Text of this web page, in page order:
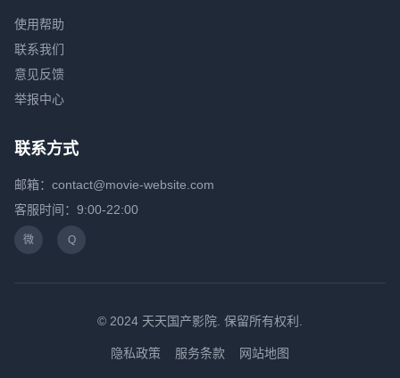
使用帮助
联系我们
意见反馈
举报中心
联系方式
邮箱：contact@movie-website.com
客服时间：9:00-22:00
微 Q
© 2024 天天国产影院. 保留所有权利.
隐私政策 服务条款 网站地图